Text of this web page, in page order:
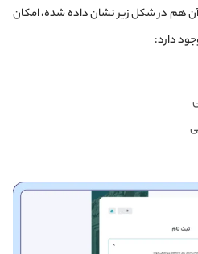
هم در شکل زیر نشان داده شده، امکان
دارد: